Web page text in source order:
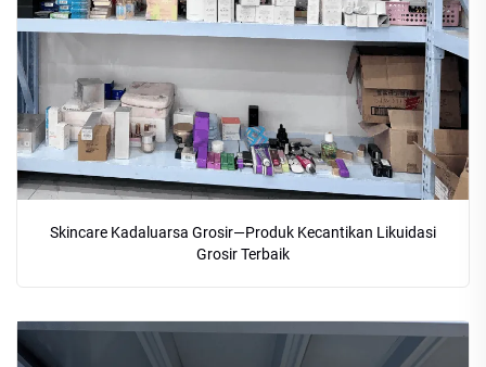
Skincare Kadaluarsa Grosir—Produk Kecantikan Likuidasi
Grosir Terbaik